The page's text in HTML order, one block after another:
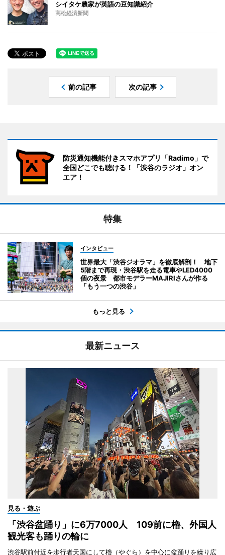
シイタケ農家が英語の豆知識紹介
高松経済新聞
前の記事 次の記事
防災通知機能付きスマホアプリ「Radimo」で
全国どこでも聴ける！「渋谷のラジオ」オン
エア！
特集
インタビュー
世界最大「渋谷ジオラマ」を徹底解剖！ 地下
5階まで再現・渋谷駅を走る電車やLED4000
個の夜景 都市モデラーMAJIRIさんが作る
「もう一つの渋谷」
もっと見る
最新ニュース
見る・遊ぶ
「渋谷盆踊り」に6万7000人 109前に櫓、外国人
観光客も踊りの輪に
渋谷駅前付近を歩行者天国にして櫓（やぐら）を中心に盆踊りを繰り広